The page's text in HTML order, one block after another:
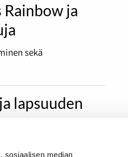
sosiaalisen median
Rainbow ja
sekä
lapsuuden
lapsuuden sarjoja.